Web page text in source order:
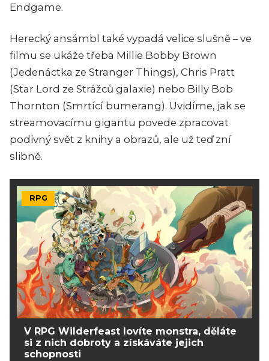
Endgame.
Herecký ansámbl také vypadá velice slušně – ve
filmu se ukáže třeba Millie Bobby Brown
(Jedenáctka ze Stranger Things), Chris Pratt
(Star Lord ze Strážců galaxie) nebo Billy Bob
Thornton (Smrtící bumerang). Uvidíme, jak se
streamovacímu gigantu povede zpracovat
podivný svět z knihy a obrazů, ale už teď zní
slibně.
RPG
V RPG Wilderfeast lovíte monstra, děláte
si z nich dobroty a získáváte jejich
schopnosti